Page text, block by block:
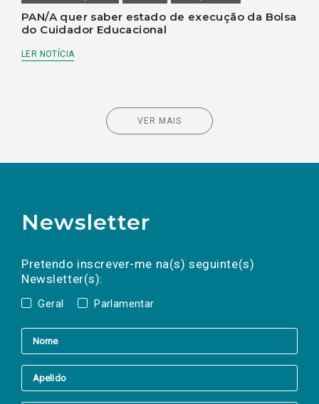
PAN/A quer saber estado de execução da Bolsa
do Cuidador Educacional
LER NOTÍCIA
VER MAIS
Newsletter
Pretendo inscrever-me na(s) seguinte(s)
Newsletter(s):
Geral Parlamentar
a(s) newsletter(s).
mail